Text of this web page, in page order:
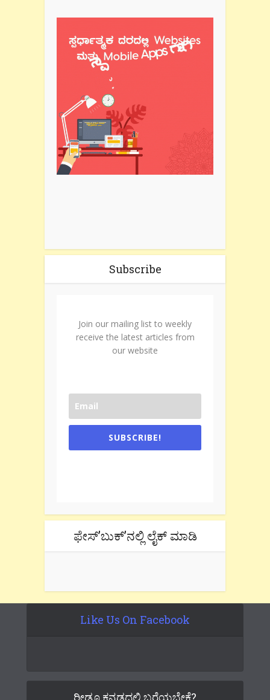
Subscribe
Join our mailing list to weekly
receive the latest articles from
our website
SUBSCRIBE!
ಫೇಸ್’ಬುಕ್’ನಲ್ಲಿ ಲೈಕ್ ಮಾಡಿ
Like Us On Facebook
ರೀಡೂ ಕನ್ನಡದಲ್ಲಿ ಬರೆಯಬೇಕೆ?